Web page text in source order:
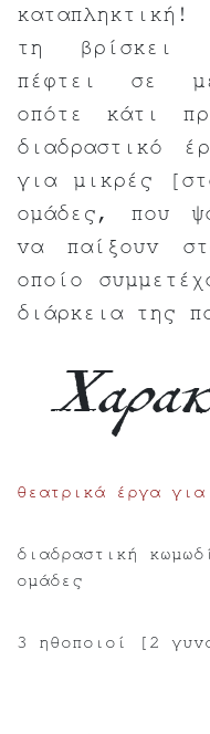
τη βρίσκει
πέφτει σε
οπότε κάτι
διαδραστικό
για μικρές
ομάδες, που
να παίξουν
οποίο
διάρκεια της
θεατρικά έργα για
διαδραστική
ομάδες
3 ηθοποιοί [2